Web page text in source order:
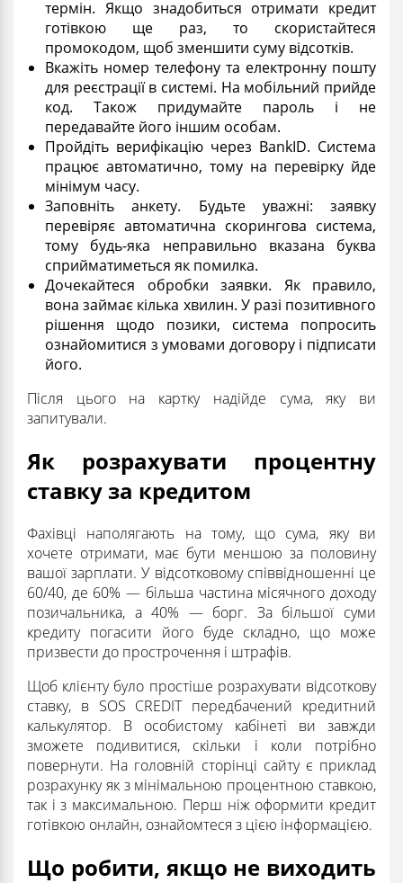
термін. Якщо знадобиться отримати кредит
готівкою ще раз, то скористайтеся
промокодом, щоб зменшити суму відсотків.
Вкажіть номер телефону та електронну пошту
для реєстрації в системі. На мобільний прийде
код. Також придумайте пароль і не
передавайте його іншим особам.
Пройдіть верифікацію через BankID. Система
працює автоматично, тому на перевірку йде
мінімум часу.
Заповніть анкету. Будьте уважні: заявку
перевіряє автоматична скорингова система,
тому будь-яка неправильно вказана буква
сприйматиметься як помилка.
Дочекайтеся обробки заявки. Як правило,
вона займає кілька хвилин. У разі позитивного
рішення щодо позики, система попросить
ознайомитися з умовами договору і підписати
його.
Після цього на картку надійде сума, яку ви
запитували.
Як розрахувати процентну
ставку за кредитом
Фахівці наполягають на тому, що сума, яку ви
хочете отримати, має бути меншою за половину
вашої зарплати. У відсотковому співвідношенні це
60/40, де 60% — більша частина місячного доходу
позичальника, а 40% — борг. За більшої суми
кредиту погасити його буде складно, що може
призвести до прострочення і штрафів.
Щоб клієнту було простіше розрахувати відсоткову
ставку, в SOS CREDIT передбачений кредитний
калькулятор. В особистому кабінеті ви завжди
зможете подивитися, скільки і коли потрібно
повернути. На головній сторінці сайту є приклад
розрахунку як з мінімальною процентною ставкою,
так і з максимальною. Перш ніж оформити кредит
готівкою онлайн, ознайомтеся з цією інформацією.
Що робити, якщо не виходить